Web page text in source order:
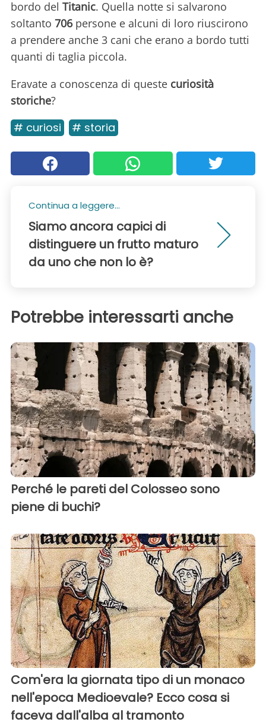
bordo del Titanic. Quella notte si salvarono
soltanto 706persone e alcuni di loro riuscirono
a prendere anche 3 cani che erano a bordo tutti
quanti di taglia piccola.
Eravate a conoscenza di queste curiosità
storiche?
# curiosi # storia
Continua a leggere...
Siamo ancora capici di
distinguere un frutto maturo
da uno che non lo è?
Potrebbe interessarti anche
Perché le pareti del Colosseo sono
piene di buchi?
Com'era la giornata tipo di un monaco
nell'epoca Medioevale? Ecco cosa si
faceva dall'alba al tramonto